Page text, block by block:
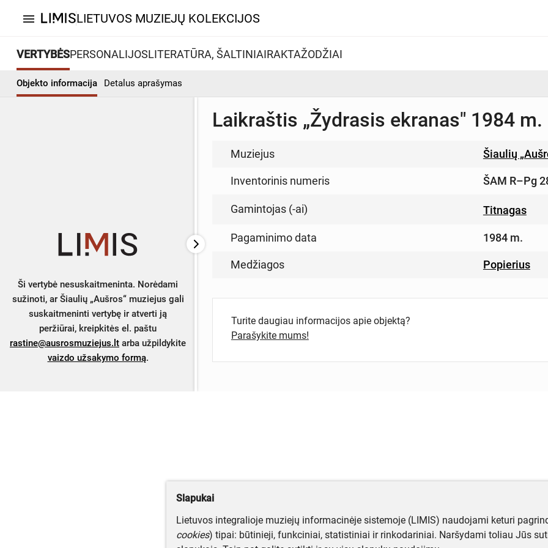
menu LIETUVOS MUZIEJŲ KOLEKCIJOS
VERTYBĖSPERSONALIJOSLITERATŪRA, ŠALTINIAIRAKTAŽODŽIAI
Objekto informacija Detalus aprašymas
Ši vertybė nesuskaitmeninta. Norėdami
sužinoti, ar Šiaulių „Aušros“ muziejus gali
suskaitmeninti vertybę ir atverti ją
peržiūrai, kreipkitės el. paštu
rastine@ausrosmuziejus.lt arba užpildykite
vaizdo užsakymo formą.
Laikraštis „Žydrasis ekranas" 1984 m.
Muziejus Šiaulių
Inventorinis numeris ŠAM R–Pg
Gamintojas (-ai) Titnagas
Pagaminimo data 1984 m.
Medžiagos Popierius
Turite daugiau informacijos apie objektą?
Parašykite mums!
Slapukai
Lietuvos integralioje muziejų informacinėje sistemoje (LIMIS) naudojami keturi
cookies) tipai: būtinieji, funkciniai, statistiniai ir rinkodariniai. Naršydami toliau Jūs